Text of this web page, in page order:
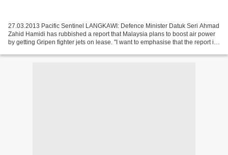
27.03.2013 Pacific Sentinel LANGKAWI: Defence Minister Datuk Seri Ahmad
Zahid Hamidi has rubbished a report that Malaysia plans to boost air power
by getting Gripen fighter jets on lease. "I want to emphasise that the report is